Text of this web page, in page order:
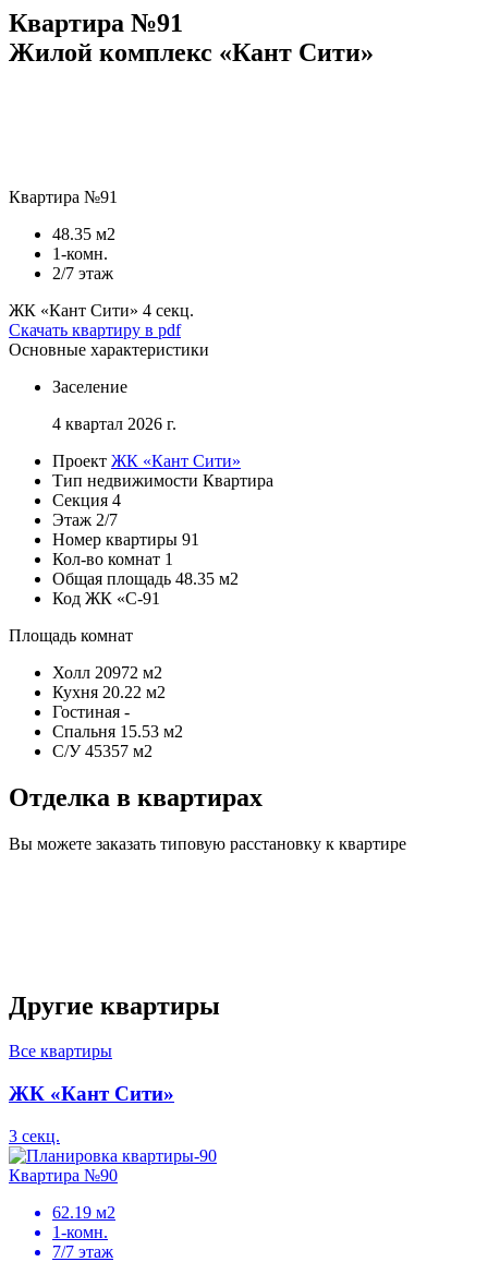
Квартира №91
Жилой комплекс «Кант Сити»
Квартира №91
48.35 м2
1-комн.
2/7 этаж
ЖК «Кант Сити» 4 секц.
Скачать квартиру в pdf
Основные характеристики
Заселение
4 квартал 2026 г.
Проект ЖК «Кант Сити»
Тип недвижимости Квартира
Секция 4
Этаж 2/7
Номер квартиры 91
Кол-во комнат 1
Общая площадь 48.35 м2
Код ЖК «С-91
Площадь комнат
Холл 20972 м2
Кухня 20.22 м2
Гостиная -
Спальня 15.53 м2
С/У 45357 м2
Отделка в квартирах
Вы можете заказать типовую расстановку к квартире
Другие квартиры
Все квартиры
ЖК «Кант Сити»
3 секц.
Квартира №90
62.19 м2
1-комн.
7/7 этаж